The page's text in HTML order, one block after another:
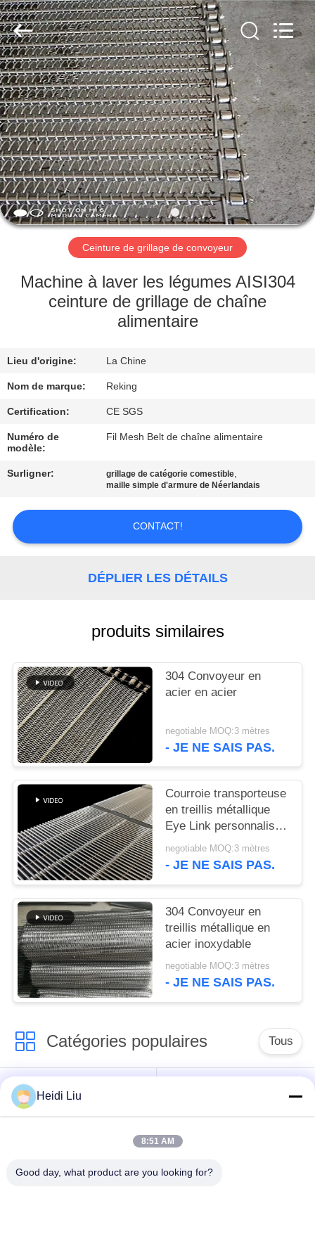
MAISON
PRODUITS
AU
SUJET
DE
NOUS
VISITE
D'USINE
DE
QUALITÉ
CONTACTEZ-
NOUS
DEMANDEZ
DU
SITE
PRIVACY
POLICY
Hebei
Reking
Wire
Mesh
Co.,Ltd.
All
Rights
Reserved.
Ceinture de grillage de convoyeur
Machine à laver les légumes AISI304
ceinture de grillage de chaîne
alimentaire
Lieu d'origine: La Chine
Nom de marque: Reking
Certification: CE SGS
Numéro de
modèle:
Fil Mesh Belt de chaîne alimentaire
Surligner: grillage de catégorie comestible,
maille simple d'armure de Néerlandais
CONTACT!
DÉPLIER LES DÉTAILS
produits similaires
304 Convoyeur en
acier en acier
negotiable MOQ:3 mètres
- JE NE SAIS PAS.
Courroie transporteuse
en treillis métallique
Eye Link personnalisée
et durable, de qualité
alimentaire
negotiable MOQ:3 mètres
- JE NE SAIS PAS.
304 Convoyeur en
treillis métallique en
acier inoxydable
negotiable MOQ:3 mètres
- JE NE SAIS PAS.
Catégories populaires Tous
ceinture de grillage
de convoyeur
bande de conveyeur
Heidi Liu
8:51 AM
Good day, what product are you looking for?